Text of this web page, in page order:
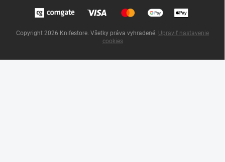
Copyright 2026 Knifestore . Všetky práva vyhradené. Upraviť nastavenie
cookies